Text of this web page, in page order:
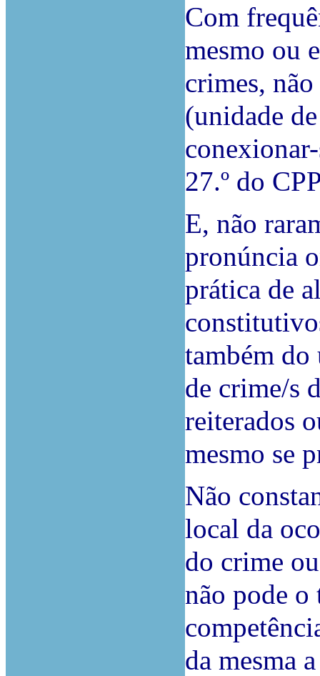
Com
mesmo ou
crimes,
(unidade
27.º do
E, não
pronúncia
prática de
também do
de crime/s
reiterados
mesmo se
Não
local da
do crime
não pode o
da mesma